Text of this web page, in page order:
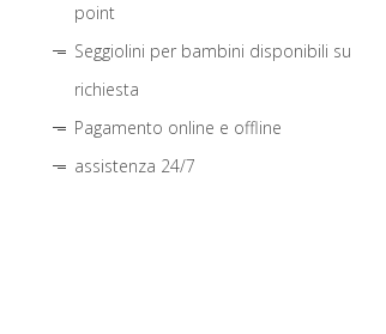
point
Seggiolini per bambini disponibili su
richiesta
Pagamento online e offline
assistenza 24/7